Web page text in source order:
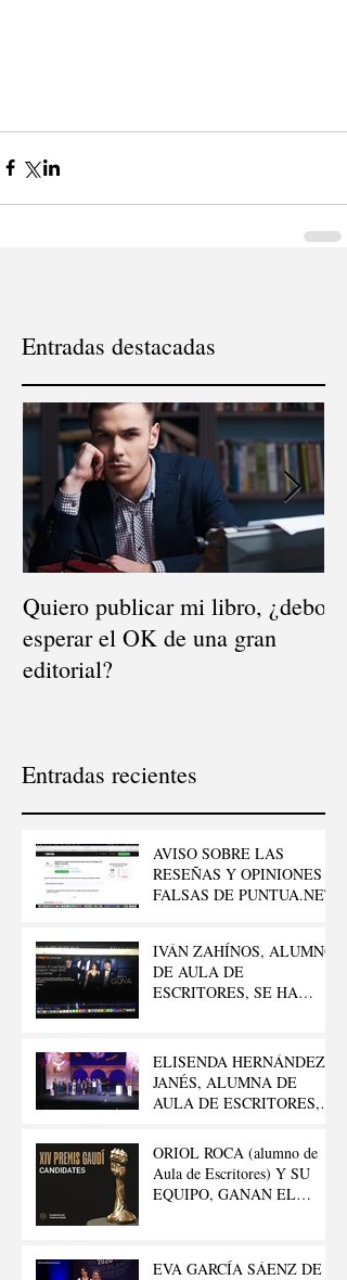
Entradas destacadas
Quiero publicar mi libro, ¿debo
esperar el OK de una gran
editorial?
Entradas recientes
AVISO SOBRE LAS
RESEÑAS Y OPINIONES
FALSAS DE PUNTUA.NET
IVÁN ZAHÍNOS, ALUMNO
DE AULA DE
ESCRITORES, SE HA
DOCUMENTAL”
ELISENDA HERNÁNDEZ
JANÉS, ALUMNA DE
AULA DE ESCRITORES,
LITERARIO FELIPE
TRIGO
ORIOL ROCA (alumno de
Aula de Escritores) Y SU
EQUIPO, GANAN EL
EVA GARCÍA SÁENZ DE